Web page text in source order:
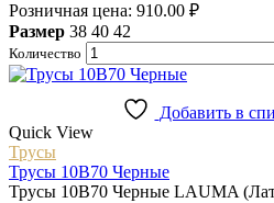
Розничная цена: 910.00 ₽
Размер 38 40 42
Количество
Добавить в
Quick View
Трусы
Трусы 10B70 Черные
Трусы 10B70 Черные LAUMA